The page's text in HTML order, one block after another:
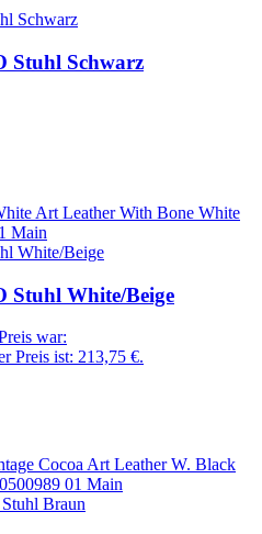
Schwarz
Stuhl Schwarz
White/Beige
White/Beige
war:
Preis ist: 213,75 €.
Braun